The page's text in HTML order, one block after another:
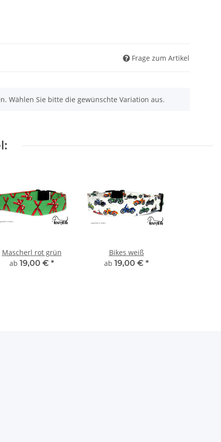
Frage zum Artikel
Wählen Sie bitte die gewünschte Variation aus.
Mascherl rot grün
ab 19,00 € *
Bikes weiß
ab 19,00 € *